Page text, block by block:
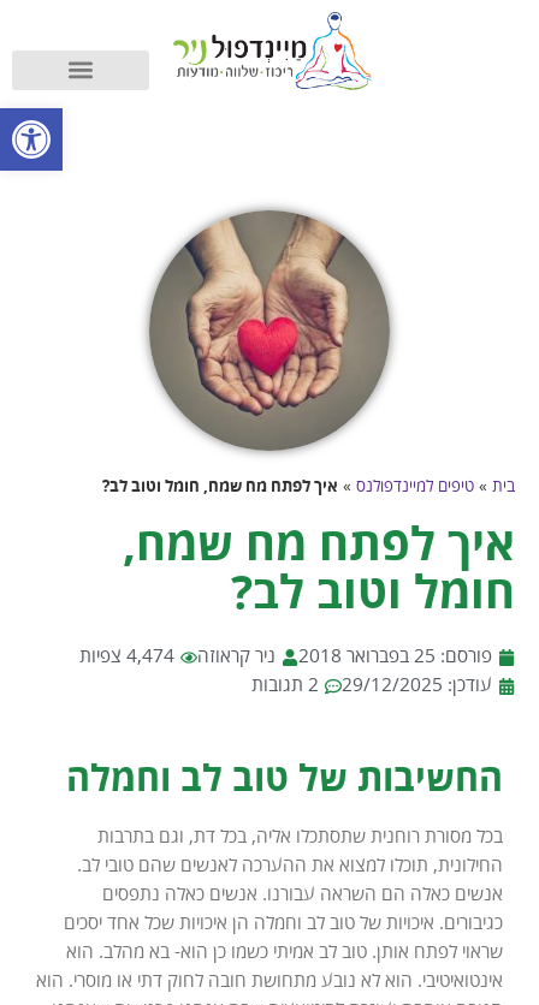
בית » טיפים למיינדפולנס » איך לפתח מח שמח, חומל וטוב לב?
איך לפתח מח שמח,
חומל וטוב לב?
פורסם: 25 בפברואר 2018 ניר קראוזה
4,474 צפיות
עודכן: 29/12/2025
2 תגובות
החשיבות של טוב לב וחמלה
בכל מסורת רוחנית שתסתכלו אליה, בכל דת, וגם בתרבות
החילונית, תוכלו למצוא את ההערכה לאנשים שהם טובי לב.
אנשים כאלה הם השראה עבורנו. אנשים כאלה נתפסים
כגיבורים. איכויות של טוב לב וחמלה הן איכויות שכל אחד יסכים
שראוי לפתח אותן. טוב לב אמיתי כשמו כן הוא- בא מהלב. הוא
אינטואיטיבי. הוא לא נובע מתחושת חובה לחוק דתי או מוסרי. הוא
פתח